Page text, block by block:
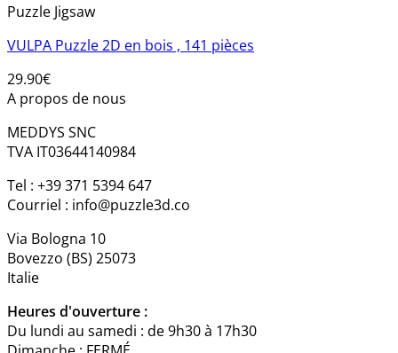
Puzzle Jigsaw
VULPA Puzzle 2D en bois , 141 pièces
29.90€
A propos de nous
MEDDYS SNC
TVA IT03644140984
Tel : +39 371 5394 647
Courriel : info@puzzle3d.co
Via Bologna 10
Bovezzo (BS) 25073
Italie
Heures d'ouverture :
Du lundi au samedi : de 9h30 à 17h30